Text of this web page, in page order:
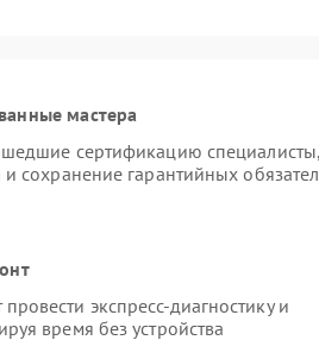
мастера
сертификацию
сохранение гарантийных
экспресс-диагностику и
время без устройства